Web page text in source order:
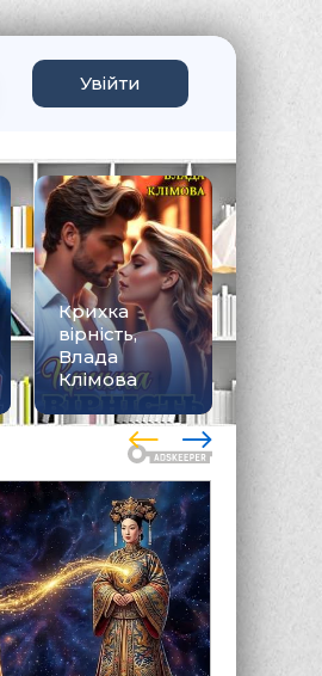
Увійти
Крихка
вірність,
Влада
Клімова